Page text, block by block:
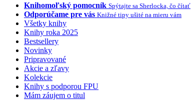
Knihomoľský pomocník Spýtajte sa Sherlocka, čo čítať
Odporúčame pre vás Knižné tipy ušité na mieru vám
Všetky knihy
Knihy roka 2025
Bestsellery
Novinky
Pripravované
Akcie a zľavy
Kolekcie
Knihy s podporou FPU
Mám záujem o titul